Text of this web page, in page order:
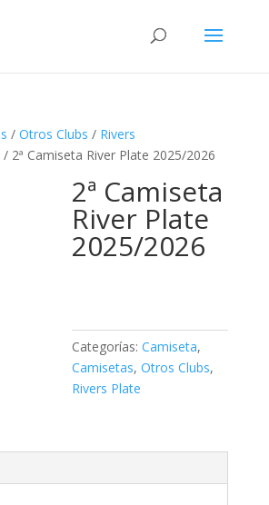
/ Otros Clubs / Rivers
/ 2ª Camiseta River Plate 2025/2026
2ª Camiseta
River Plate
2025/2026
Categorías:Camiseta,
Camisetas,Otros Clubs,
Rivers Plate